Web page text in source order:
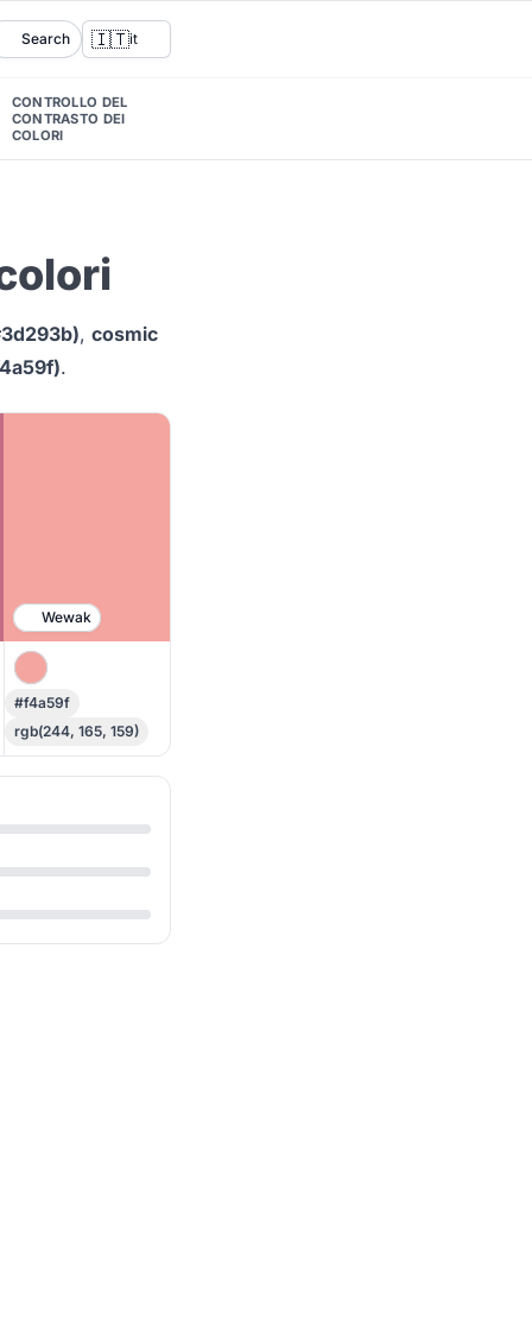
Search 🇮🇹it
CONTROLLO DEL
CONTRASTO DEI
COLORI
, cosmic
.
Wewak
#f4a59f
rgb(244, 165, 159)